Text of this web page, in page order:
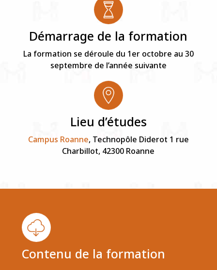
Démarrage de la formation
La formation se déroule du 1er octobre au 30
septembre de l’année suivante
Lieu d’études
Campus Roanne, Technopôle Diderot 1 rue
Charbillot, 42300 Roanne
Contenu de la formation